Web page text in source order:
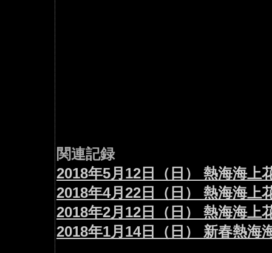
関連記録
2018年5月12日（日） 熱海海上
2018年4月22日（日） 熱海海上
2018年2月12日（日） 熱海海上
2018年1月14日（日） 新春熱海